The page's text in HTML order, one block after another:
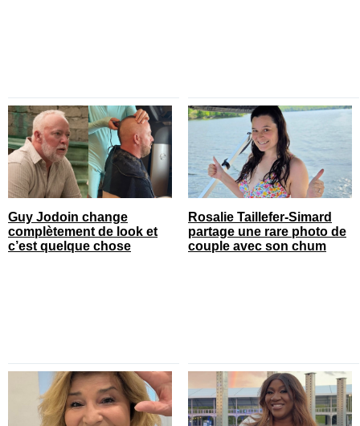
Guy Jodoin change
complètement de look et
c’est quelque chose
Rosalie Taillefer-Simard
partage une rare photo de
couple avec son chum